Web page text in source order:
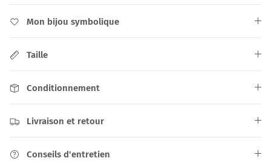
Mon bijou symbolique
Taille
Conditionnement
Livraison et retour
Conseils d'entretien